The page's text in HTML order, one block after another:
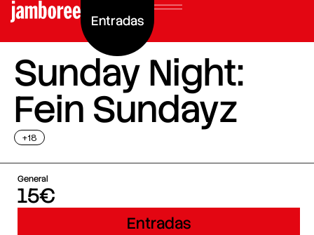
Entradas
Sunday Night:
Fein Sundayz
+18
General
15€
Entradas